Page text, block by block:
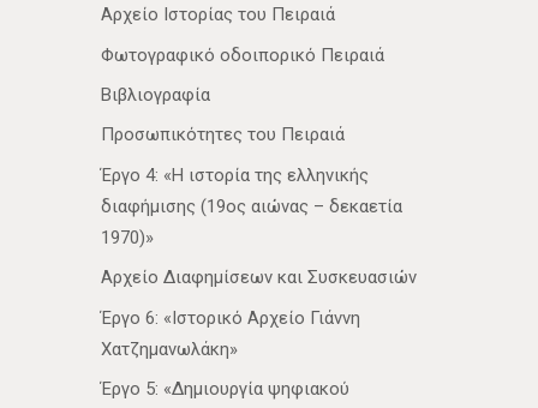
Αρχείο Ιστορίας του Πειραιά
Φωτογραφικό οδοιπορικό Πειραιά
Βιβλιογραφία
Προσωπικότητες του Πειραιά
Έργο 4: «Η ιστορία της ελληνικής
διαφήμισης (19ος αιώνας – δεκαετία
1970)»
Αρχείο Διαφημίσεων και Συσκευασιών
Έργο 6: «Ιστορικό Αρχείο Γιάννη
Χατζημανωλάκη»
Έργο 5: «Δημιουργία ψηφιακού